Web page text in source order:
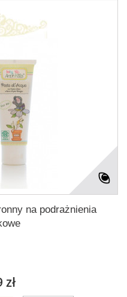
na podrażnienia
zł